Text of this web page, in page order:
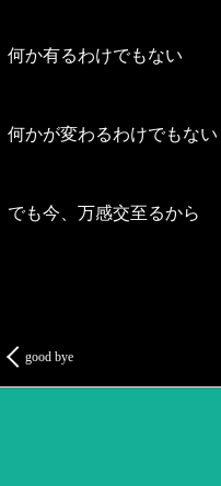
何か有るわけでもない
何かが変わるわけでもない
でも今、万感交至るから
good bye